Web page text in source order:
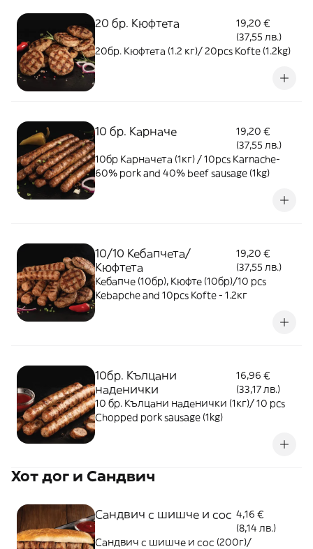
20 бр. Кюфтета
19,20 €
(37,55 лв.)
20бр. Кюфтета (1.2 кг)/ 20pcs Kofte (1.2kg)
10 бр. Карначе
19,20 €
(37,55 лв.)
10бр Карначета (1кг) / 10pcs Karnache-
60% pork and 40% beef sausage (1kg)
10/10 Кебапчета/
Кюфтета
19,20 €
(37,55 лв.)
Кебапче (10бр), Кюфте (10бр)/10 pcs
Kebapche and 10pcs Kofte - 1.2кг
10бр. Кълцани
наденички
16,96 €
(33,17 лв.)
10 бр. Кълцани наденички (1кг)/ 10 pcs
Chopped pork sausage (1kg)
Хот дог и Сандвич
Сандвич с шишче и сос 4,16 €
(8,14 лв.)
Сандвич с шишче и сос (200г)/